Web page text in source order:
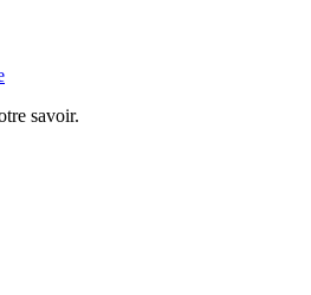
savoir.